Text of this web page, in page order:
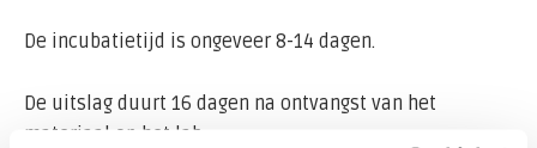
De incubatietijd is ongeveer 8-14 dagen.
De uitslag duurt 16 dagen na ontvangst van het
materiaal op het lab.